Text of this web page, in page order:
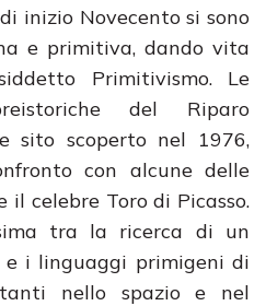
inizio Novecento si sono
e primitiva, dando vita
Primitivismo. Le
del Riparo
sito scoperto nel 1976,
con alcune delle
il celebre Toro di Picasso.
tra la ricerca di un
e i linguaggi primigeni di
nello spazio e nel